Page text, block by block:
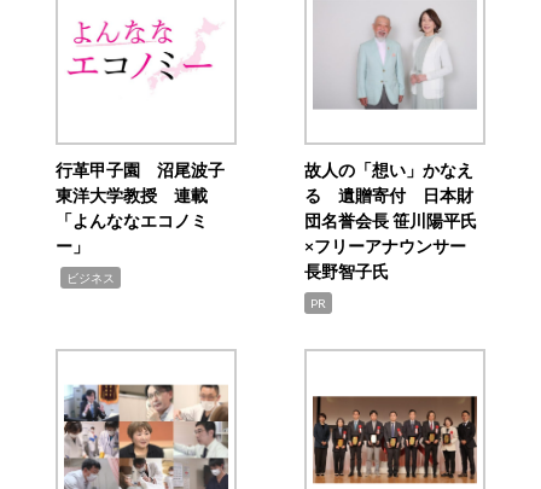
行革甲子園 沼尾波子
東洋大学教授 連載
「よんななエコノミ
ー」
ビジネス
故人の「想い」かなえ
る 遺贈寄付 日本財
団名誉会長 笹川陽平氏
×フリーアナウンサー
長野智子氏
PR